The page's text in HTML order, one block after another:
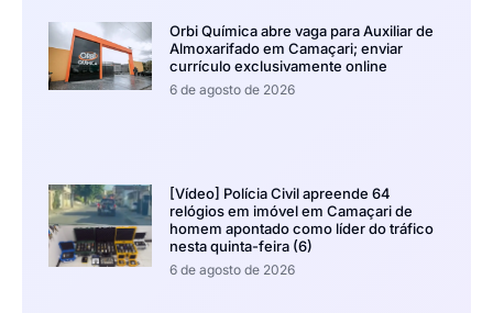
Orbi Química abre vaga para Auxiliar de
Almoxarifado em Camaçari; enviar
currículo exclusivamente online
6 de agosto de 2026
[Vídeo] Polícia Civil apreende 64
relógios em imóvel em Camaçari de
homem apontado como líder do tráfico
nesta quinta-feira (6)
6 de agosto de 2026